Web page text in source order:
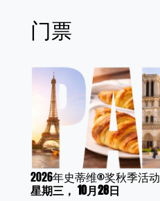
门票
2026年史蒂维®奖秋季活动
星期三， 10月28日